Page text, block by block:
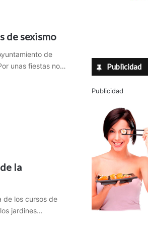
de sexismo
de
unas fiestas no…
la
de los cursos de
jardines…
Publicidad
Publicidad